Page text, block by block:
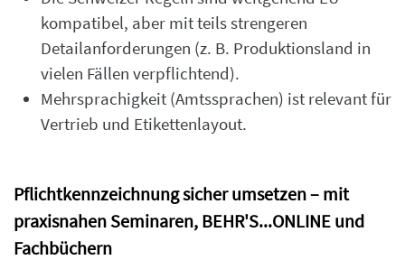
kompatibel, aber mit teils strengeren
Detailanforderungen (z. B. Produktionsland in
vielen Fällen verpflichtend).
Mehrsprachigkeit (Amtssprachen) ist relevant für
Vertrieb und Etikettenlayout.
Pflichtkennzeichnung sicher umsetzen – mit
praxisnahen Seminaren, BEHR'S...ONLINE und
Fachbüchern